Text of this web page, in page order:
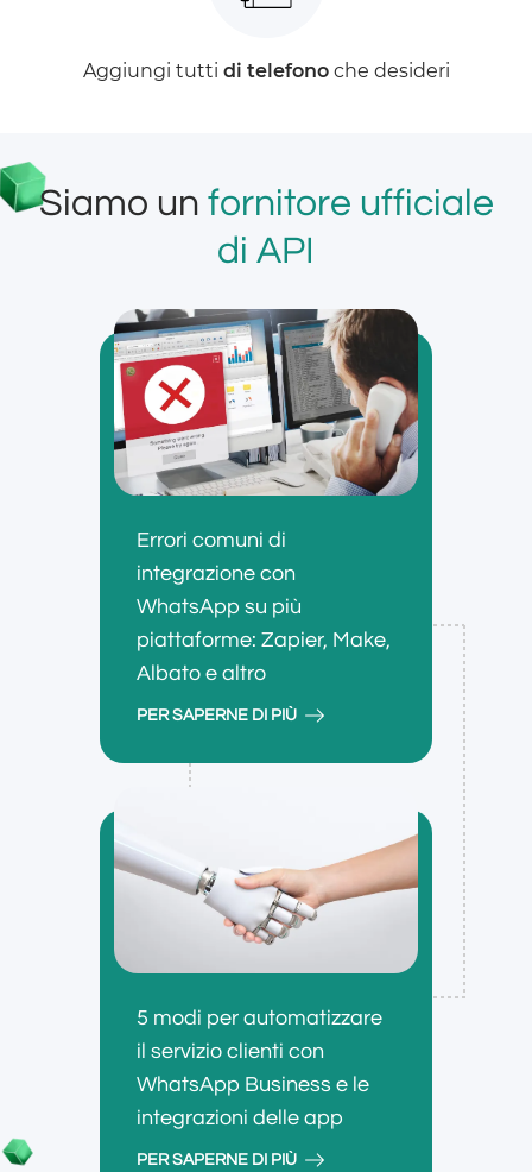
Aggiungi tutti di telefonoche desideri
Siamo un fornitore ufficiale
di API
Errori comuni di
integrazione con
WhatsApp su più
piattaforme: Zapier, Make,
Albato e altro
PER SAPERNE DI PIÙ
5 modi per automatizzare
il servizio clienti con
WhatsApp Business e le
integrazioni delle app
PER SAPERNE DI PIÙ